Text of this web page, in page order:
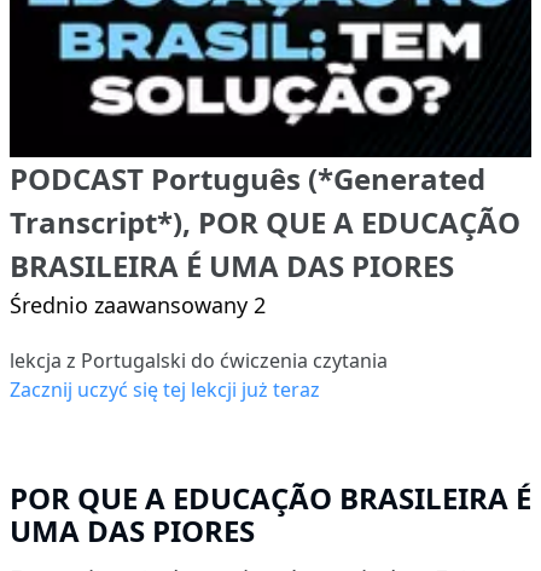
PODCAST Português (*Generated
Transcript*), POR QUE A EDUCAÇÃO
BRASILEIRA É UMA DAS PIORES
Średnio zaawansowany 2
lekcja z Portugalski do ćwiczenia czytania
Zacznij uczyć się tej lekcji już teraz
POR QUE A EDUCAÇÃO BRASILEIRA É
UMA DAS PIORES